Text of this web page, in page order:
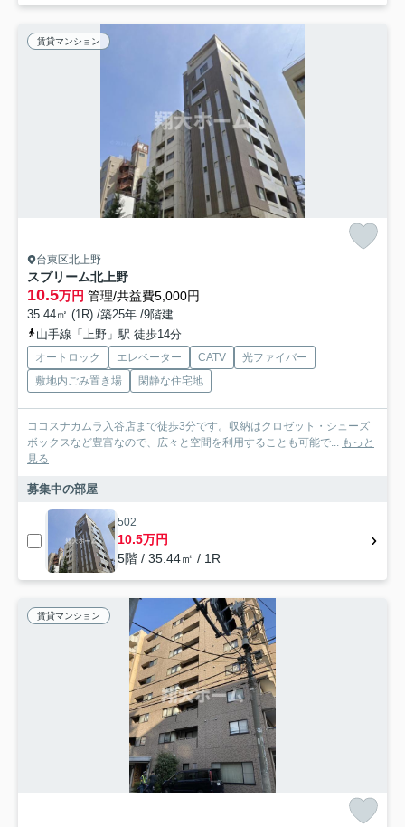
賃貸マンション
台東区北上野
スプリーム北上野
10.5万円 管理/共益費5,000円
35.44㎡ (1R) /築25年 /9階建
山手線「上野」駅 徒歩14分
オートロック エレベーター CATV
光ファイバー
敷地内ごみ置き場
閑静な住宅地
ココスナカムラ入谷店まで徒歩3分です。収納はクロゼット・シューズ
ボックスなど豊富なので、広々と空間を利用することも可能で... もっと
見る
募集中の部屋
502
10.5万円
5階 / 35.44㎡ / 1R
賃貸マンション